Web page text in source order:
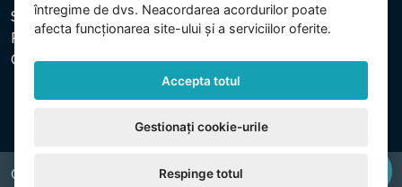
Societatea este înregistrată la Tribunalul Municipal din
Praga, secția C, dosar 74759. CUI: 26150808, CIF:
CZ26150808.
Copyright © 2026 INTEX TRADING s.r.o. All rights reserved.
întregime de dvs. Neacordarea acordurilor poate
afecta funcționarea site-ului și a serviciilor oferite.
Accepta totul
Gestionați cookie-urile
Respinge totul